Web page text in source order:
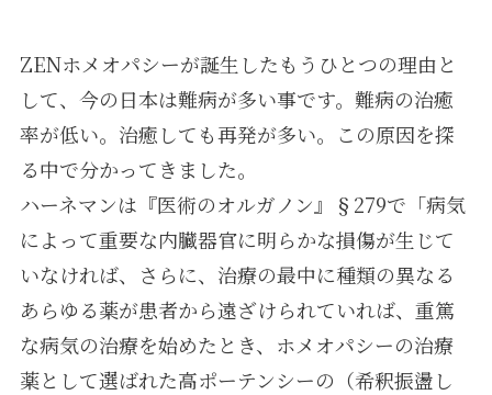
ZENホメオパシーが誕生したもうひとつの理由と
して、今の日本は難病が多い事です。難病の治癒
率が低い。治癒しても再発が多い。この原因を探
る中で分かってきました。
ハーネマンは『医術のオルガノン』§279で「病気
によって重要な内臓器官に明らかな損傷が生じて
いなければ、さらに、治療の最中に種類の異なる
あらゆる薬が患者から遠ざけられていれば、重篤
な病気の治療を始めたとき、ホメオパシーの治療
薬として選ばれた高ポーテンシーの（希釈振盪し